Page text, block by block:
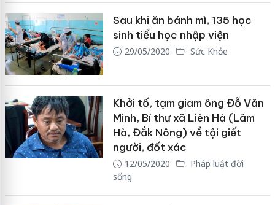
Sau khi ăn bánh mì, 135 học
sinh tiểu học nhập viện
29/05/2020 Sức Khỏe
Khởi tố, tạm giam ông Đỗ Văn
Minh, Bí thư xã Liên Hà (Lâm
Hà, Đắk Nông) về tội giết
người, đốt xác
12/05/2020
Pháp luật đời
sống